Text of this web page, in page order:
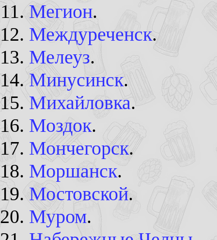
Мегион.
Междуреченск.
Мелеуз.
Минусинск.
Михайловка.
Моздок.
Мончегорск.
Моршанск.
Мостовской.
Муром.